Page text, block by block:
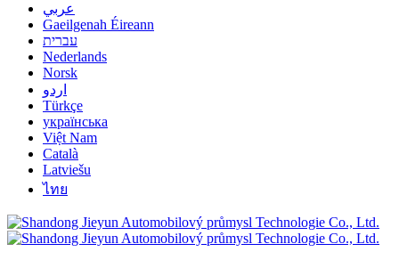
عربي
Gaeilgenah Éireann
עברית
Nederlands
Norsk
اردو
Türkçe
українська
Việt Nam
Català
Latviešu
ไทย